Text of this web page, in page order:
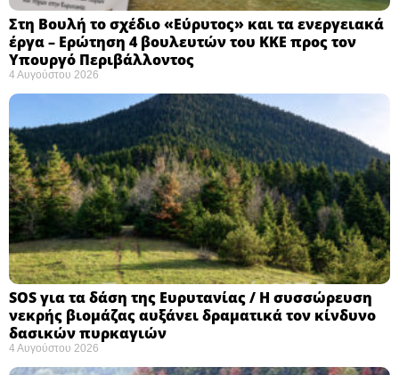
Στη Βουλή το σχέδιο «Εύρυτος» και τα ενεργειακά
έργα – Ερώτηση 4 βουλευτών του ΚΚΕ προς τον
Υπουργό Περιβάλλοντος
4 Αυγούστου 2026
SOS για τα δάση της Ευρυτανίας / Η συσσώρευση
νεκρής βιομάζας αυξάνει δραματικά τον κίνδυνο
δασικών πυρκαγιών
4 Αυγούστου 2026